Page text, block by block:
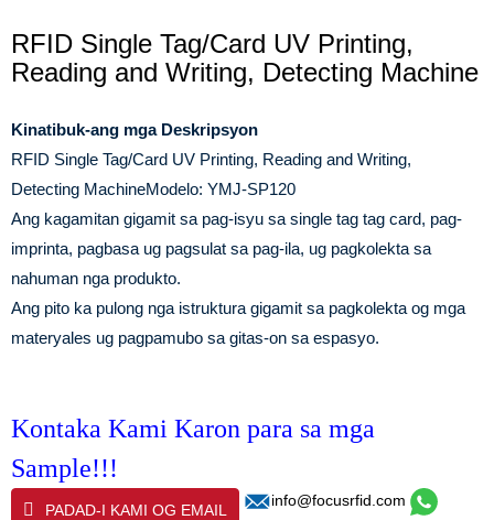
RFID Single Tag/Card UV Printing,
Reading and Writing, Detecting Machine
Kinatibuk-ang mga Deskripsyon
RFID Single Tag/Card UV Printing, Reading and Writing,
Detecting MachineModelo: YMJ-SP120
Ang kagamitan gigamit sa pag-isyu sa single tag tag card, pag-
imprinta, pagbasa ug pagsulat sa pag-ila, ug pagkolekta sa
nahuman nga produkto.
Ang pito ka pulong nga istruktura gigamit sa pagkolekta og mga
materyales ug pagpamubo sa gitas-on sa espasyo.
Kontaka Kami Karon para sa mga
Sample!!!
PADAD-I KAMI OG EMAIL
info@focusrfid.com